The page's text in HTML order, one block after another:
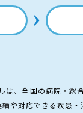
は、全国の病院・総
や対応できる疾患